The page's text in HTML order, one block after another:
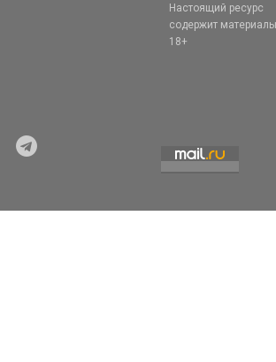
Настоящий ресурс
содержит
18+